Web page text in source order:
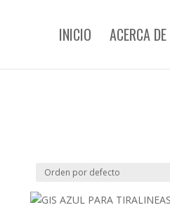
INICIO ACERCA DE